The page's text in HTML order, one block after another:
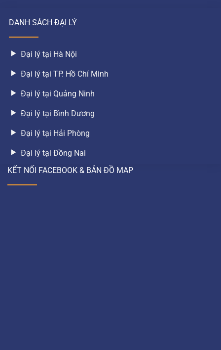
DANH SÁCH ĐẠI LÝ
Đại lý tại Hà Nội
Đại lý tại TP. Hồ Chí Minh
Đại lý tại Quảng Ninh
Đại lý tại Bình Dương
Đại lý tại Hải Phòng
Đại lý tại Đồng Nai
KẾT NỐI FACEBOOK & BẢN ĐỒ MAP